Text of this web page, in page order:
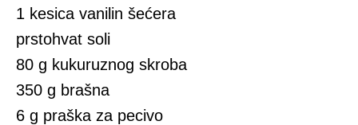
1 kesica vanilin šećera
prstohvat soli
80 g kukuruznog skroba
350 g brašna
6 g praška za pecivo